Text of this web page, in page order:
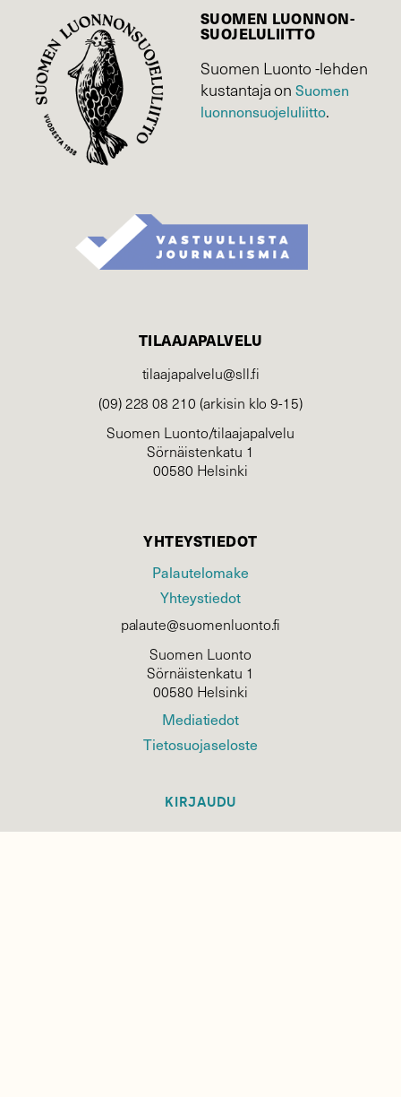
SUOMEN LUONNON­
SUOJELU­LIITTO
Suomen Luonto -lehden
kustantaja onSuomen
luonnonsuojelu­liitto.
TILAAJAPALVELU
tilaajapalvelu@sll.fi
(09) 228 08 210 (arkisin klo 9-15)
Suomen Luonto/tilaajapalvelu
Sörnäistenkatu 1
00580 Helsinki
YHTEYSTIEDOT
Palautelomake
Yhteystiedot
palaute@suomenluonto.fi
Suomen Luonto
Sörnäistenkatu 1
00580 Helsinki
Mediatiedot
Tietosuojaseloste
KIRJAUDU